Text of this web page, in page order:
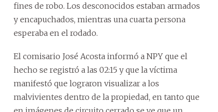
fines de robo. Los desconocidos estaban armados
y encapuchados, mientras una cuarta persona
esperaba en el rodado.
El comisario José Acosta informó a NPY que el
hecho se registró a las 02:15 y que la víctima
manifestó que lograron visualizar a los
malvivientes dentro de la propiedad, en tanto que